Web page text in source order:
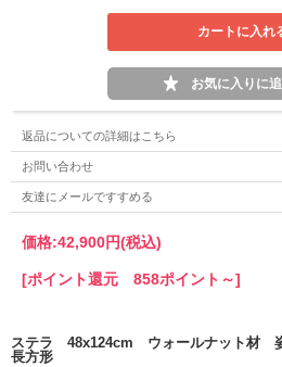
返品についての詳細はこちら
お問い合わせ
友達にメールですすめる
価格:42,900円(税込)
[ポイント還元 858ポイント～]
ステラ 48x124cm ウォールナット材
長方形